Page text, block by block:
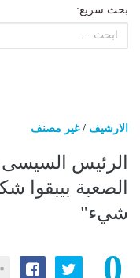
بحث سريع:
الارشيف /غير مصنف
الرئيس
الصعبة بيبقوا
شيء"
0